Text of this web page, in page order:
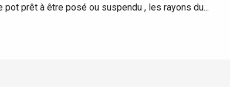
prêt à être posé ou suspendu , les rayons du...